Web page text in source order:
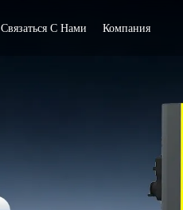
Связаться С Нами Компания